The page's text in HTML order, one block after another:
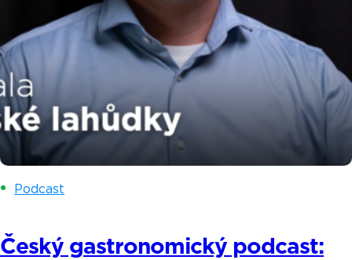
Podcast
Český gastronomický podcast: